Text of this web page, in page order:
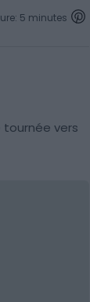
5 minutes
tournée vers